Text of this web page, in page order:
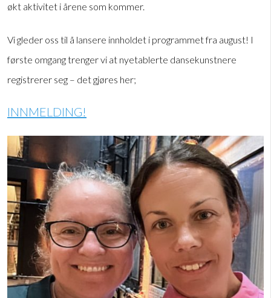
økt aktivitet i årene som kommer.
Vi gleder oss til å lansere innholdet i programmet fra august! I
første omgang trenger vi at nyetablerte dansekunstnere
registrerer seg – det gjøres her;
INNMELDING!